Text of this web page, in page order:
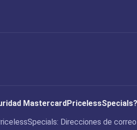
MastercardPricelessSpecials?
Direcciones de correo